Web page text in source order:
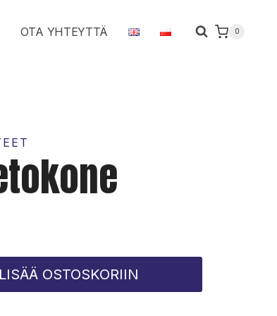
OTA YHTEYTTÄ 0
LISÄÄ OSTOSKORIIN